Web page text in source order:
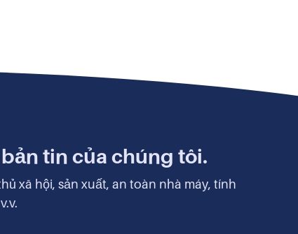
tin của chúng tôi.
xã hội, sản xuất, an toàn nhà máy, tính